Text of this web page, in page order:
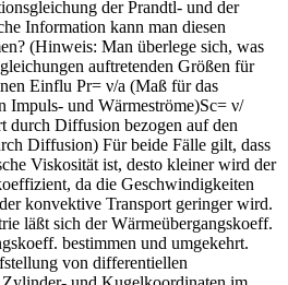
der Prandtl- und der
Information kann man diesen
(Hinweis: Man überlege sich, was
auftretenden Größen für
Einflu Pr= ν/a (Maß für das
Impuls- und Wärmeströme)Sc= ν/
durch Diffusion bezogen auf den
Diffusion) Für beide Fälle gilt, dass
Viskosität ist, desto kleiner wird der
da die Geschwindigkeiten
konvektive Transport geringer wird.
läßt sich der Wärmeübergangskoeff.
bestimmen und umgekehrt.
von differentiellen